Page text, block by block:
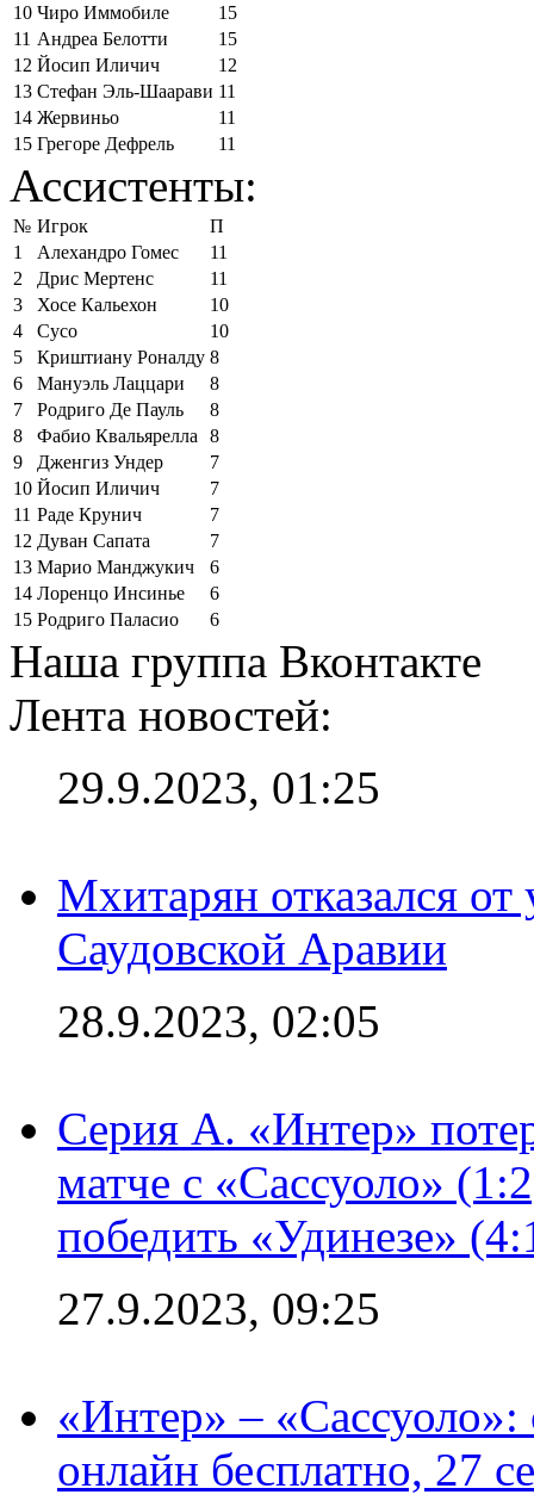
10 Чиро Иммобиле
15
11 Андреа Белотти
15
12 Йосип Иличич
12
13 Стефан Эль-Шаарави 11
14 Жервиньо
11
15 Грегоре Дефрель 11
Ассистенты:
№ Игрок
П
1
Алехандро Гомес
11
2
Дрис Мертенс
11
3
Хосе Кальехон
10
4
Сусо
10
5
Криштиану Роналду 8
6
Мануэль Лаццари
8
7
Родриго Де Пауль
8
8
Фабио Квальярелла
8
9
Дженгиз Ундер
7
10 Йосип Иличич
7
11 Раде Крунич
7
12 Дуван Сапата
7
13 Марио Манджукич
6
14 Лоренцо Инсинье
6
15 Родриго Паласио 6
Наша группа Вконтакте
Лента новостей:
29.9.2023, 01:25
Мхитарян отказался от
Саудовской Аравии
28.9.2023, 02:05
Серия А. «Интер»
матче с «Сассуоло»
победить «Удинезе»
27.9.2023, 09:25
«Интер» –
онлайн бесплатно, 27